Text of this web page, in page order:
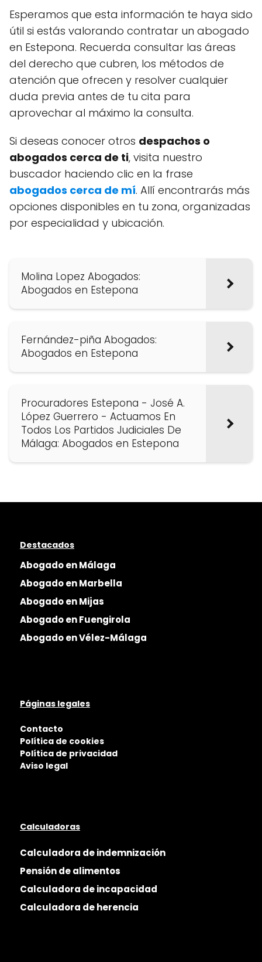
Esperamos que esta información te haya sido
útil si estás valorando contratar un abogado
en Estepona. Recuerda consultar las áreas
del derecho que cubren, los métodos de
atención que ofrecen y resolver cualquier
duda previa antes de tu cita para
aprovechar al máximo la consulta.
Si deseas conocer otros despachos o
abogados cerca de ti, visita nuestro
buscador haciendo clic en la frase
abogados cerca de mí. Allí encontrarás más
opciones disponibles en tu zona, organizadas
por especialidad y ubicación.
Molina Lopez Abogados:
Abogados en Estepona
Fernández-piña Abogados:
Abogados en Estepona
Procuradores Estepona - José A.
López Guerrero - Actuamos En
Todos Los Partidos Judiciales De
Málaga: Abogados en Estepona
Destacados
Abogado en Málaga
Abogado en Marbella
Abogado en Mijas
Abogado en Fuengirola
Abogado en Vélez-Málaga
Páginas legales
Contacto
Política de cookies
Política de privacidad
Aviso legal
Calculadoras
Calculadora de indemnización
Pensión de alimentos
Calculadora de incapacidad
Calculadora de herencia